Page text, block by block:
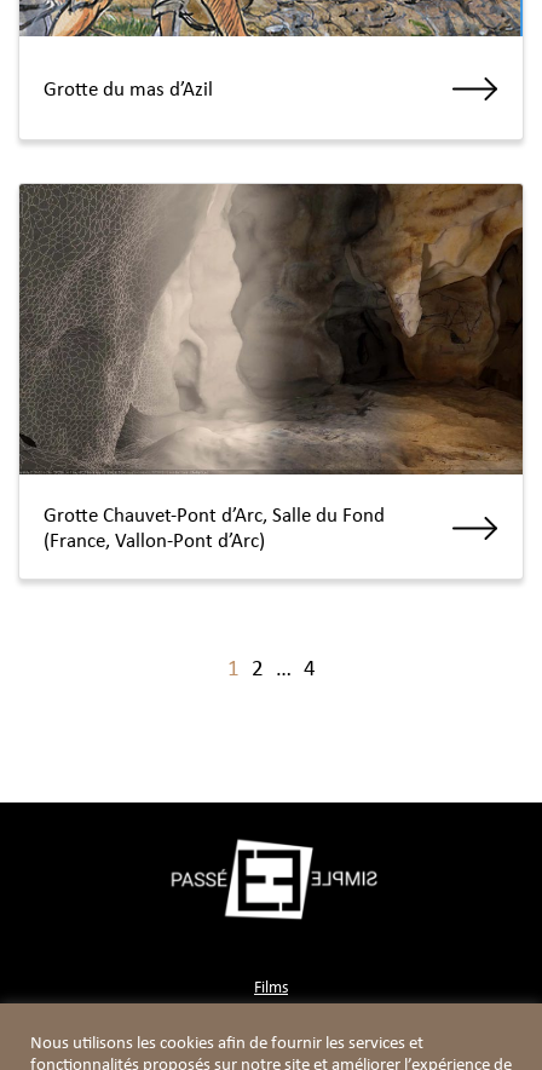
Grotte du mas d’Azil
Grotte Chauvet-Pont d’Arc, Salle du Fond
(France, Vallon-Pont d’Arc)
1 2 … 4
Films
Boutique
Nous utilisons les cookies afin de fournir les services et
fonctionnalités proposés sur notre site et améliorer l’expérience de